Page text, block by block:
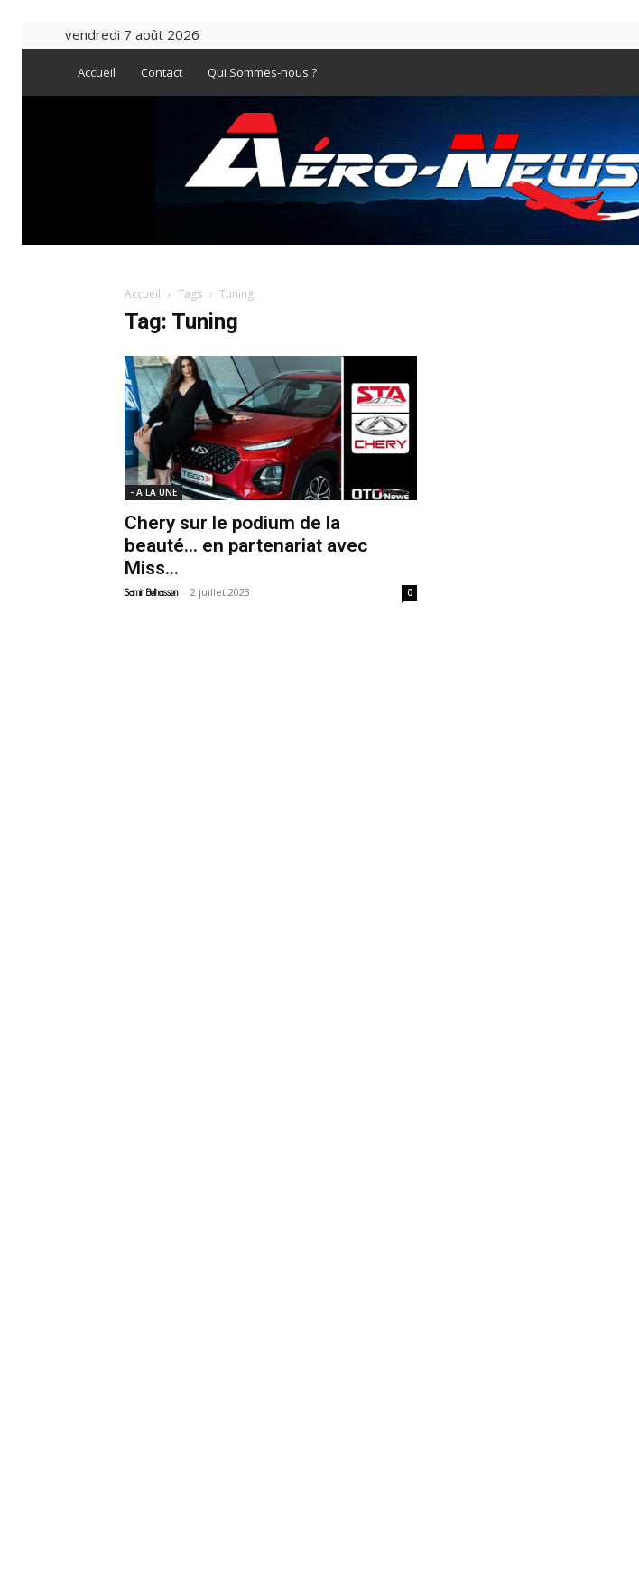
vendredi 7 août 2026
Accueil Contact Qui Sommes-nous ?
Accueil Tags Tuning
Tag: Tuning
- A LA UNE
Chery sur le podium de la
beauté… en partenariat avec
Miss...
Samir Belhassen - 2 juillet 2023 0